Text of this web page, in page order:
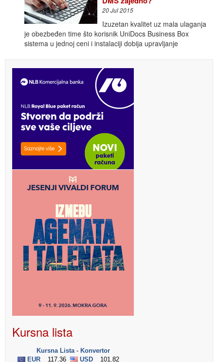
20 Jul 2015
Izuzetan kvalitet uz mala ulaganja
je obezbeđen time što korisnik UniDocs Business Box
sistema u jednoj ceni i instalaciji dobija upravljanje
Kursna lista